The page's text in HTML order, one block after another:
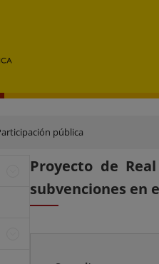
pública
Proyecto de
subvenciones en